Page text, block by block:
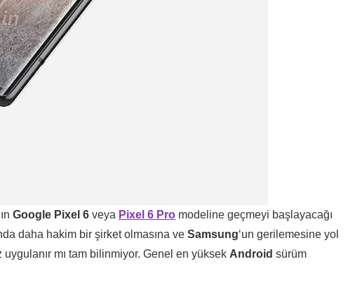
Google Pixel 6 veya Pixel 6 Pro modeline geçmeyi başlayacağı
daha hakim bir şirket olmasına ve Samsung‘un gerilemesine yol
mı tam bilinmiyor. Genel en yüksek Android sürüm